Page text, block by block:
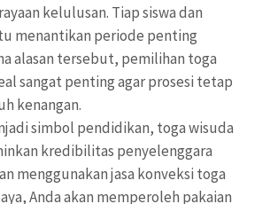
kelulusan. Tiap siswa dan
menantikan periode penting
alasan tersebut, pemilihan toga
sangat penting agar prosesi tetap
kenangan.
simbol pendidikan, toga wisuda
kredibilitas penyelenggara
menggunakan jasa konveksi toga
Anda akan memperoleh pakaian